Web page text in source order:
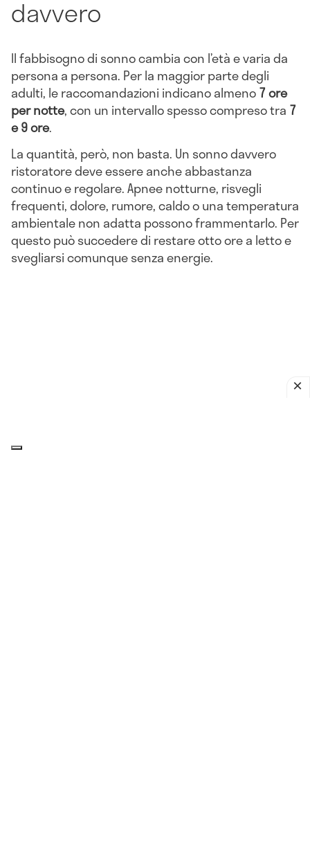
davvero
Il fabbisogno di sonno cambia con l’età e varia da
persona a persona. Per la maggior parte degli
adulti, le raccomandazioni indicano almeno7 ore
per notte, con un intervallo spesso compreso tra 7
e 9 ore.
La quantità, però, non basta. Un sonno davvero
ristoratore deve essere anche abbastanza
continuo e regolare. Apnee notturne, risvegli
frequenti, dolore, rumore, caldo o una temperatura
ambientale non adatta possono frammentarlo. Per
questo può succedere di restare otto ore a letto e
svegliarsi comunque senza energie.